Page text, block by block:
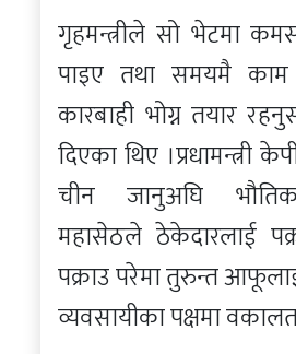
गृहमन्त्रीले सो भेटमा
पाइए तथा समयमै काम
कारबाही भोग्न तयार
दिएका थिए ।प्रधामन्त्री
चीन जानुअघि भौतिक
महासेठले ठेकेदारलाई
पक्राउ परेमा तुरुन्त
व्यवसायीका पक्षमा